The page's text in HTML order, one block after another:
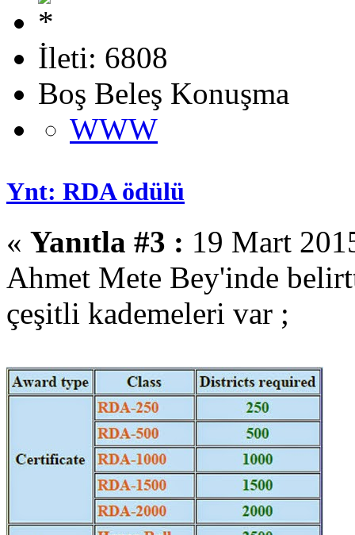
İleti: 6808
Boş Beleş Konuşma
WWW
Ynt: RDA ödülü
« Yanıtla #3 : 19 Mart
Ahmet Mete Bey'inde
çeşitli kademeleri var ;